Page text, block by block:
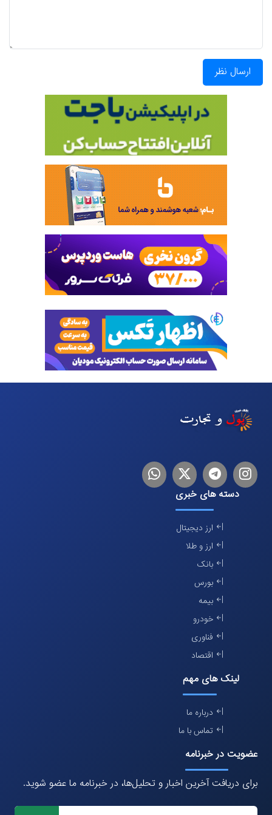
ارسال نظر
اینستاگرام
تلگرام توییترلینکدین
دسته های خبری
ارز دیجیتال
ارز و طلا
بانک
بورس
بیمه
خودرو
فناوری
اقتصاد
لینک های مهم
درباره ما
تماس با ما
عضویت در خبرنامه
برای دریافت آخرین اخبار و تحلیل‌ها، در خبرنامه ما عضو شوید.